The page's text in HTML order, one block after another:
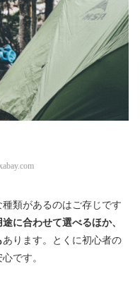
類があるのはご存じです
に合わせて選べるほか、
あります。とくに初心者の
です。